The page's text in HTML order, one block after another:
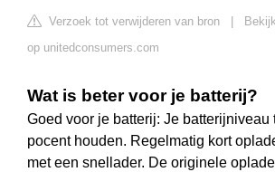
Verzoek tot verwijderen van bron
op unitedconsumers.com
Wat is beter voor je batterij?
Goed voor je batterij: Je batterijniveau
pocent houden. Regelmatig kort
met een snellader. De originele